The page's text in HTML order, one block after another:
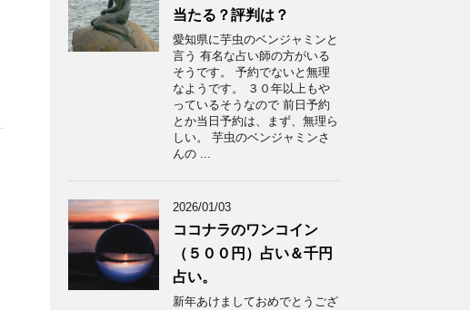
当たる？評判は？
愛知県に芋虫のベンジャミンと
言う 有名な占い師の方がいる
そうです。 予約でないと無理
なようです。 ３０年以上もや
っているそうなので 前日予約
とか当日予約は、まず、無理ら
しい。 芋虫のベンジャミンさ
んの ...
2026/01/03
ココナラのワンコイン
（５００円）占い＆千円
占い。
新年あけましておめでとうござ